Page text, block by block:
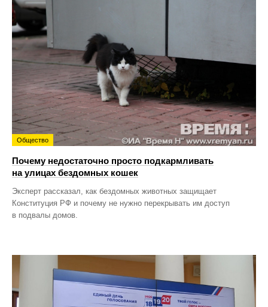
Общество
Почему недостаточно просто подкармливать
на улицах бездомных кошек
Эксперт рассказал, как бездомных животных защищает
Конституция РФ и почему не нужно перекрывать им доступ
в подвалы домов.